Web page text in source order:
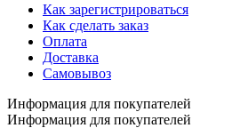
Как зарегистрироваться
Как сделать заказ
Оплата
Доставка
Самовывоз
Информация для покупателей
Информация для покупателей